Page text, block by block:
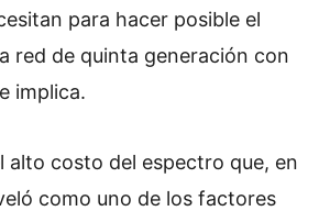
para hacer posible el
red de quinta generación con
implica.
alto costo del espectro que, en
como uno de los factores